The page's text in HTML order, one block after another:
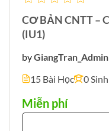
CƠ BẢN CNTT –
(IU1)
byGiangTran_Admin
15 Bài Học
0
Miễn phí